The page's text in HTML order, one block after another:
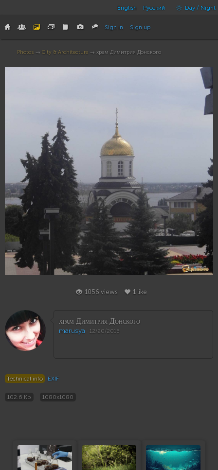
English Русский Day / Night
Sign in Sign up
Photos → City & Architecture → храм Димитрия Донского
1
1056 views 1 like
храм Димитрия Донского
marusya 12/20/2016
Technical info EXIF
102.6 Kb 1080x1080